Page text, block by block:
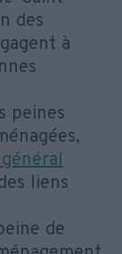
des
à
peines
liens
de